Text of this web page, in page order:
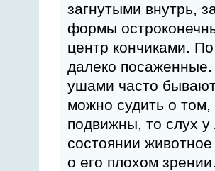
загнутыми внутрь,
формы
центр кончиками.
далеко
ушами часто
можно судить о
подвижны, то слух
состоянии
о его плохом